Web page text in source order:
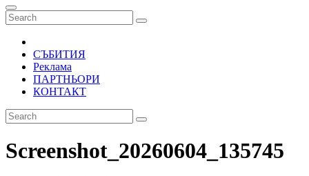
СЪБИТИЯ
Реклама
ПАРТНЬОРИ
КОНТАКТ
Screenshot_20260604_135745